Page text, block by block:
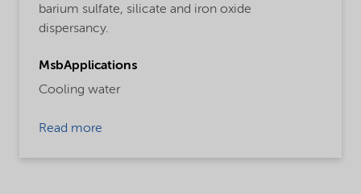
barium sulfate, silicate and iron oxide
dispersancy.
MsbApplications
Cooling water
Read more